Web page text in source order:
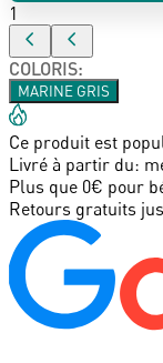
1
COLORIS:
MARINE GRIS
Ce produit est
Livré à partir du:
Plus que 0€ pour
Retours gratuits